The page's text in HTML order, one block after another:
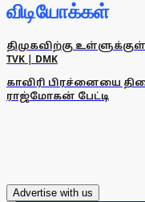
விடியோக்கள்
திமுகவிற்கு
TVK | DMK
காவிரி பிரச்னையை
ராஜ்மோகன் பேட்டி
Advertise with us